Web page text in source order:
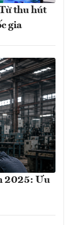
thu hút
gia
2025: Ưu